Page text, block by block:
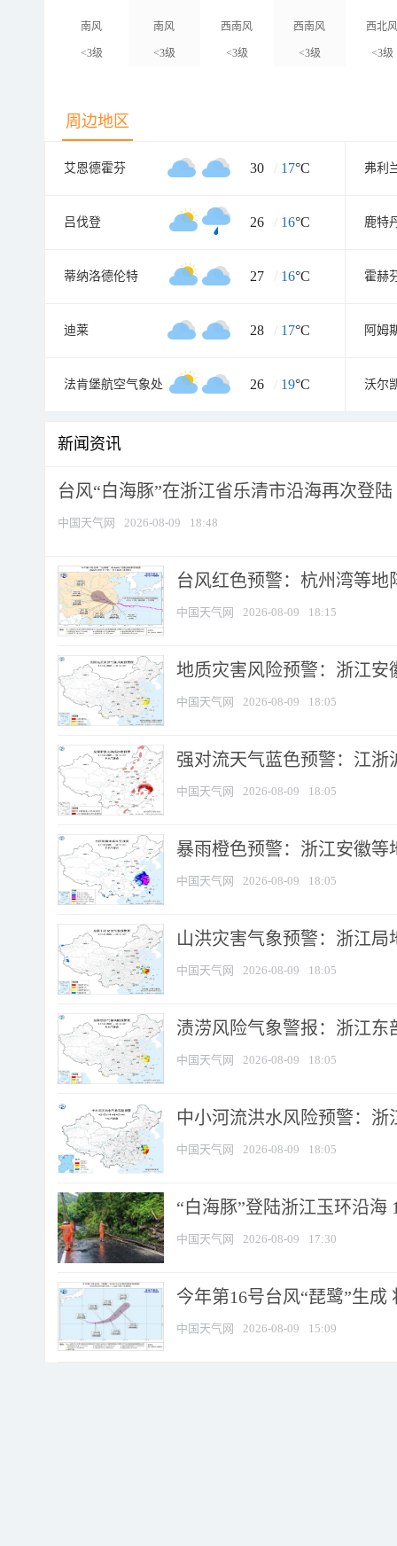
南风
<3级
南风
<3级
西南风
<3级
西南风
<3级
西北
<3级
周边地区
艾恩德霍芬 30 / 17°C 弗利
吕伐登 26 / 16°C 鹿特
蒂纳洛德伦特 27 / 16°C 霍赫
迪莱 28 / 17°C 阿姆
法肯堡航空气象处 26 / 19°C 沃尔
新闻资讯
台风“白海豚”在浙江省乐清市沿海再次登陆
中国天气网 2026-08-09 18:48
台风红色预警：杭州湾等地
中国天气网 2026-08-09 18:15
地质灾害风险预警：浙江安
中国天气网 2026-08-09 18:05
强对流天气蓝色预警：江浙
中国天气网 2026-08-09 18:05
暴雨橙色预警：浙江安徽等
中国天气网 2026-08-09 18:05
山洪灾害气象预警：浙江
中国天气网 2026-08-09 18:05
渍涝风险气象警报：浙江
中国天气网 2026-08-09 18:05
中小河流洪水风险预警：
中国天气网 2026-08-09 18:05
“白海豚”登陆浙江玉环沿海
中国天气网 2026-08-09 17:30
今年第16号台风“琵鹭”生
中国天气网 2026-08-09 15:09